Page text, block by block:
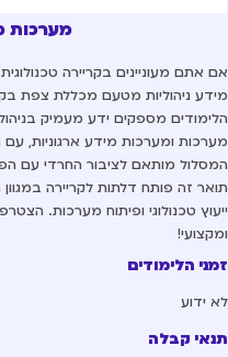
מערכות
אתם מעוניינים בקריירה
ניהוליות מטעם מכללת צפת
מספקים ידע מעמיק בניהול
ומערכות מידע ארגוניות, עם
מותאם לציבור החרדי עם
זה פותח דלתות לקריירה במגוון
טכנולוגי ופיתוח מערכות.
הלימודים
ידוע
קבלה